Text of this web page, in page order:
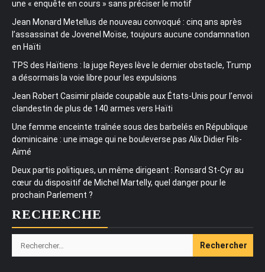
une « enquête en cours » sans préciser le motif
Jean Monard Metellus de nouveau convoqué : cinq ans après
l’assassinat de Jovenel Moïse, toujours aucune condamnation
en Haïti
TPS des Haïtiens : la juge Reyes lève le dernier obstacle, Trump
a désormais la voie libre pour les expulsions
Jean Robert Casimir plaide coupable aux États-Unis pour l’envoi
clandestin de plus de 140 armes vers Haïti
Une femme enceinte traînée sous des barbelés en République
dominicaine : une image qui ne bouleverse pas Alix Didier Fils-
Aimé
Deux partis politiques, un même dirigeant : Ronsard St-Cyr au
cœur du dispositif de Michel Martelly, quel danger pour le
prochain Parlement ?
RECHERCHE
Rechercher :